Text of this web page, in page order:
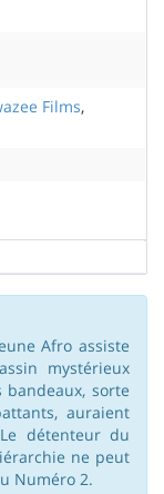
Films,
Afro assiste
mystérieux
sorte
auraient
détenteur du
ne peut
Numéro 2.